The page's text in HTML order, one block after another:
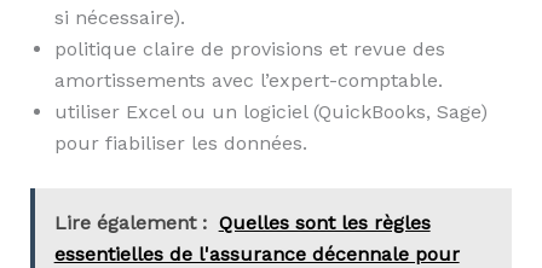
si nécessaire).
politique claire de provisions et revue des
amortissements avec l’expert-comptable.
utiliser Excel ou un logiciel (QuickBooks, Sage)
pour fiabiliser les données.
Lire également : Quelles sont les règles
essentielles de l'assurance décennale pour